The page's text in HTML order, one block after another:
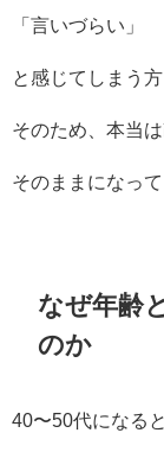
「言いづらい」
と感じてしまう
そのため、本当
そのままになっ
なぜ年齢
のか
40〜50代になる